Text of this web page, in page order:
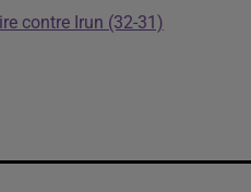
contre Irun (32-31)